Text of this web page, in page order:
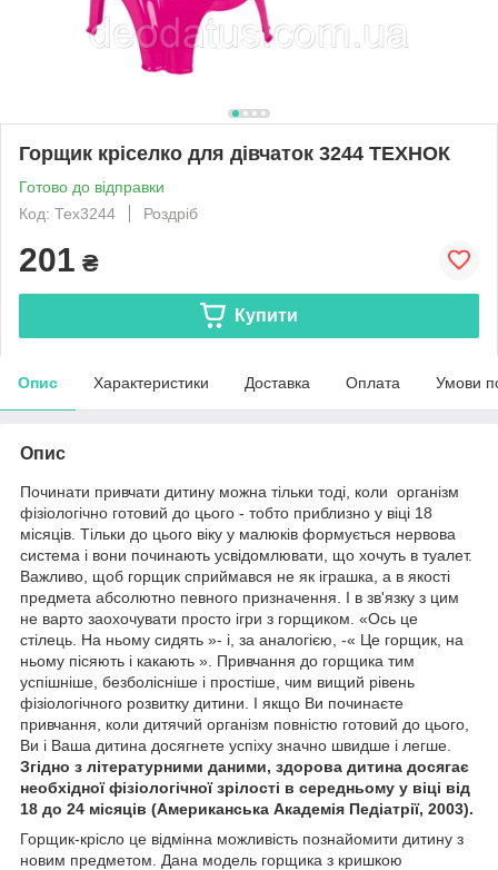
Горщик кріселко для дівчаток 3244 ТЕХНОК
Готово до відправки
Код: Тех3244
Роздріб
201 ₴
Купити
Опис Характеристики Доставка Оплата Умови
Опис
Починати привчати дитину можна тільки тоді, коли організм
фізіологічно готовий до цього - тобто приблизно у віці 18
місяців. Тільки до цього віку у малюків формується нервова
система і вони починають усвідомлювати, що хочуть в туалет.
Важливо, щоб горщик сприймався не як іграшка, а в якості
предмета абсолютно певного призначення. І в зв'язку з цим
не варто заохочувати просто ігри з горщиком. «Ось це
стілець. На ньому сидять »- і, за аналогією, -« Це горщик, на
ньому пісяють і какають ». Привчання до горщика тим
успішніше, безболісніше і простіше, чим вищий рівень
фізіологічного розвитку дитини. І якщо Ви починаєте
привчання, коли дитячий організм повністю готовий до цього,
Ви і Ваша дитина досягнете успіху значно швидше і легше.
Згідно з літературними даними, здорова дитина досягає
необхідної фізіологічної зрілості в середньому у віці від
18 до 24 місяців (Американська Академія Педіатрії, 2003).
Горщик-крісло це відмінна можливість познайомити дитину з
новим предметом. Дана модель горщика з кришкою